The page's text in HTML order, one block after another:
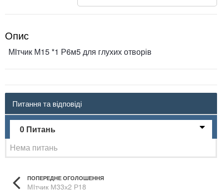
Опис
МІтчик М15 *1 Р6м5 для глухих отворів
Питання та відповіді
0 Питань
Нема питань
ПОПЕРЕДНЕ ОГОЛОШЕННЯ
МІтчик М33х2 Р18